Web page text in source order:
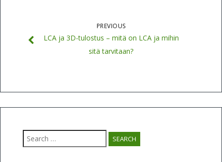
PREVIOUS
LCA ja 3D-tulostus – mitä on LCA ja mihin
sitä tarvitaan?
Search
for: